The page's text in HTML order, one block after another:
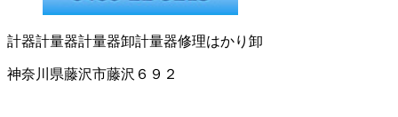
計器計量器計量器卸計量器修理はかり卸
神奈川県藤沢市藤沢６９２